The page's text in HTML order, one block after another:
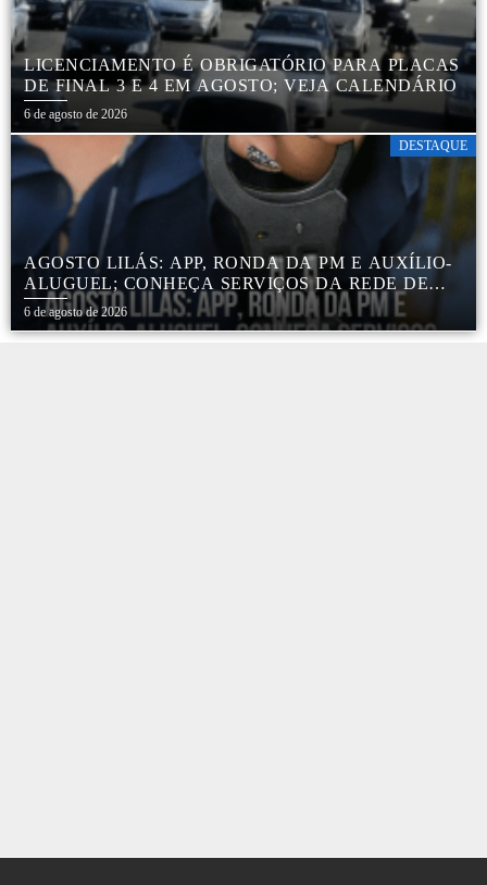
LICENCIAMENTO É OBRIGATÓRIO PARA PLACAS
DE FINAL 3 E 4 EM AGOSTO; VEJA CALENDÁRIO
6 de agosto de 2026
DESTAQUE
AGOSTO LILÁS: APP, RONDA DA PM E AUXÍLIO-
ALUGUEL; CONHEÇA SERVIÇOS DA REDE DE
PROTEÇÃO ÀS MULHERES NO ESTADO DE SP
6 de agosto de 2026